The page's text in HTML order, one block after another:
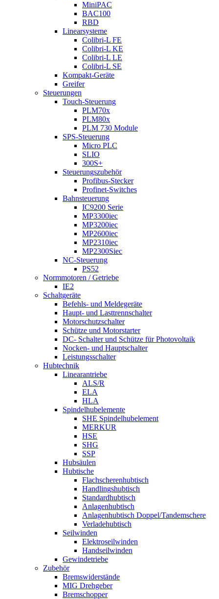
MiniPAC
BAC100
RBD
Linearsysteme
Colibri-L FE
Colibri-L KE
Colibri-L LE
Colibri-L SE
Kompakt-Geräte
Greifer
Steuerungen
Touch-Steuerung
PLM70x
PLM80x
PLM 730 Module
SPS-Steuerung
Micro PLC
SLIO
300S+
Steuerungszubehör
Profibus-Stecker
Profinet-Switches
Bahnsteuerung
IC9200 Serie
MP3300iec
MP3200iec
MP2600iec
MP2310iec
MP2300Siec
NC-Steuerung
PS52
Normmotoren / Getriebe
IE2
Schaltgeräte
Befehls- und Meldegeräte
Haupt- und Lasttrennschalter
Motorschutzschalter
Schütze und Motorstarter
DC- Schalter und Schütze für Photovoltaik
Nocken- und Hauptschalter
Leistungsschalter
Hubtechnik
Linearantriebe
ALS/R
ELA
HLA
Spindelhubelemente
SHE Spindelhubelement
MERKUR
HSE
SHG
SSP
Hubsäulen
Hubtische
Flachscherenhubtisch
Handlingshubtisch
Standardhubtisch
Anlagenhubtisch
Anlagenhubtisch Doppel/Tandemschere
Verladehubtisch
Seilwinden
Elektroseilwinden
Handseilwinden
Gewindetriebe
Zubehör
Bremswiderstände
MIG Drehgeber
Bremschopper